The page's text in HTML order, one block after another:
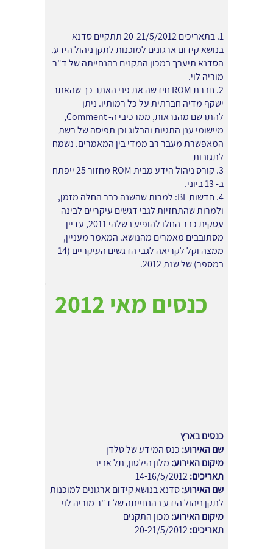
1. בתאריכים 20-21/5/2012 תתקיים סדנא
בנושא קידום ארגונים למוכנות לתקן ניהול הידע.
הסדנא תיערך במכון התקנים בהנחייתה של ד"ר
מוריה לוי.
2. חברת ROM חידשה את פני האתר כך שהאתר
ישקף מדיה חברתית על כל רמותיו. ניתן
להתרשם מהנראות, ממרכיבי ה- Comment,
מיישומי ענן התגיות והבלוג וכן תפיסה של רשת
המאפשרת מעבר רב ממדי בין המאמרים. נשמח
לתגובות
3. קורס ניהול הידע מבית ROM מחזור 25 ייפתח
ב- 13 ביוני.
4. חדשות BI: למרות שהשנה כבר החלה מזמן,
ולמרות שהתחזיות לגבי דגשים עיקריים לבינה
עסקית כבר החלו להופיע בשלהי 2011, עדיין
מסתובבים מאמרים מהנושא. המאמר מעניין,
ממצה וקל לקריאה לגבי הדגשים העיקריים (14
במספר) של שנת 2012.
כנסים מאי 2012
כנסים בארץ
שם האירוע: כנס המידע של טלדן
מיקום האירוע: מלון הילטון, תל אביב
תאריכים:
שם האירוע:סדנא בנושא קידום ארגונים למוכנות
לתקן ניהול הידע בהנחייתה של ד"ר מוריה לוי
מיקום האירוע: מכון התקנים
תאריכים: